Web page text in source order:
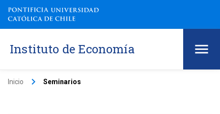
Instituto de Economía
Inicio keyboard_arrow_right Seminarios